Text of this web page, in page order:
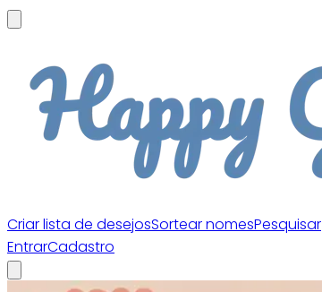
Criar lista de desejosSortear nomesPesquisar
EntrarCadastro